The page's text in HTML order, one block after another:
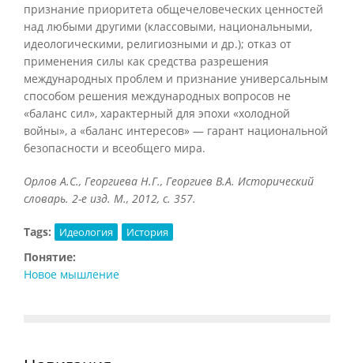
признание приоритета общечеловеческих ценностей
над любыми другими (классовыми, национальными,
идеологическими, религиозными и др.); отказ от
применения силы как средства разрешения
международных проблем и признание универсальным
способом решения международных вопросов не
«баланс сил», характерный для эпохи «холодной
войны», а «баланс интересов» — гарант национальной
безопасности и всеобщего мира.
Орлов А.С., Георгиева Н.Г., Георгиев В.А. Исторический
словарь. 2-е изд. М., 2012, с. 357.
Tags: Идеология История
Понятие:
Новое мышление